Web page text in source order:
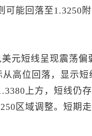
可能回落至1.3250
元短线呈现震荡偏
高位回落，显示
上方，短线仍
区域调整。短期